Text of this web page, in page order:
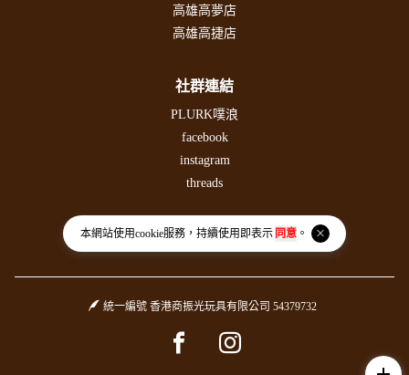
本網站使用cookie服務，持續使用即表示 同意。
高雄高夢店
高雄高捷店
社群連結
PLURK噗浪
facebook
instagram
threads
統一編號 香港商振光玩具有限公司 54379732
Facebook pageInstagram page